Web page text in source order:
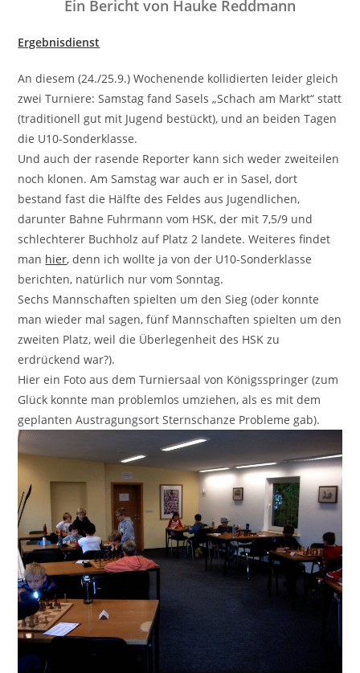
Ein Bericht von Hauke Reddmann
Ergebnisdienst
An diesem (24./25.9.) Wochenende kollidierten leider gleich
zwei Turniere: Samstag fand Sasels „Schach am Markt“ statt
(traditionell gut mit Jugend bestückt), und an beiden Tagen
die U10-Sonderklasse.
Und auch der rasende Reporter kann sich weder zweiteilen
noch klonen. Am Samstag war auch er in Sasel, dort
bestand fast die Hälfte des Feldes aus Jugendlichen,
darunter Bahne Fuhrmann vom HSK, der mit 7,5/9 und
schlechterer Buchholz auf Platz 2 landete. Weiteres findet
man hier, denn ich wollte ja von der U10-Sonderklasse
berichten, natürlich nur vom Sonntag.
Sechs Mannschaften spielten um den Sieg (oder konnte
man wieder mal sagen, fünf Mannschaften spielten um den
zweiten Platz, weil die Überlegenheit des HSK zu
erdrückend war?).
Hier ein Foto aus dem Turniersaal von Königsspringer (zum
Glück konnte man problemlos umziehen, als es mit dem
geplanten Austragungsort Sternschanze Probleme gab).